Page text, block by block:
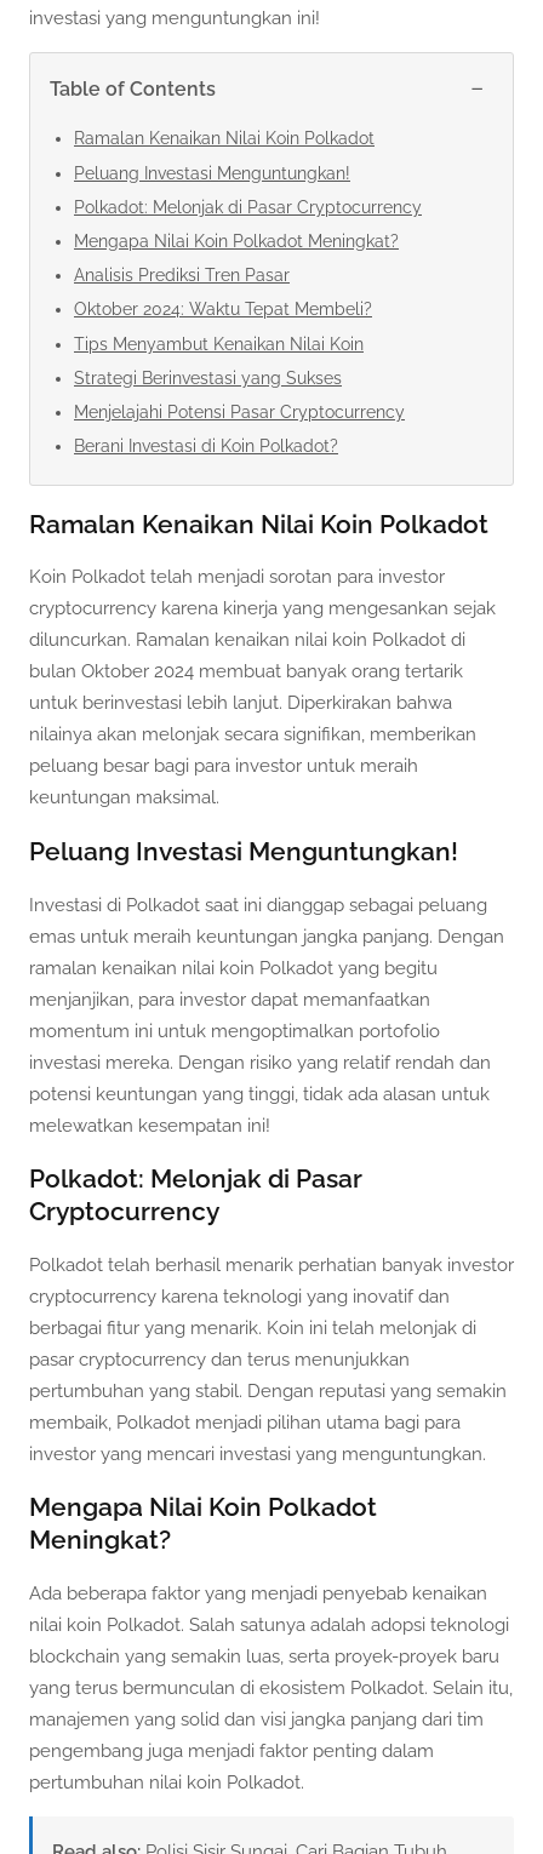
investasi yang menguntungkan ini!
Table of Contents −
Ramalan Kenaikan Nilai Koin Polkadot
Peluang Investasi Menguntungkan!
Polkadot: Melonjak di Pasar Cryptocurrency
Mengapa Nilai Koin Polkadot Meningkat?
Analisis Prediksi Tren Pasar
Oktober 2024: Waktu Tepat Membeli?
Tips Menyambut Kenaikan Nilai Koin
Strategi Berinvestasi yang Sukses
Menjelajahi Potensi Pasar Cryptocurrency
Berani Investasi di Koin Polkadot?
Ramalan Kenaikan Nilai Koin Polkadot
Koin Polkadot telah menjadi sorotan para investor
cryptocurrency karena kinerja yang mengesankan sejak
diluncurkan. Ramalan kenaikan nilai koin Polkadot di
bulan Oktober 2024 membuat banyak orang tertarik
untuk berinvestasi lebih lanjut. Diperkirakan bahwa
nilainya akan melonjak secara signifikan, memberikan
peluang besar bagi para investor untuk meraih
keuntungan maksimal.
Peluang Investasi Menguntungkan!
Investasi di Polkadot saat ini dianggap sebagai peluang
emas untuk meraih keuntungan jangka panjang. Dengan
ramalan kenaikan nilai koin Polkadot yang begitu
menjanjikan, para investor dapat memanfaatkan
momentum ini untuk mengoptimalkan portofolio
investasi mereka. Dengan risiko yang relatif rendah dan
potensi keuntungan yang tinggi, tidak ada alasan untuk
melewatkan kesempatan ini!
Polkadot: Melonjak di Pasar
Cryptocurrency
Polkadot telah berhasil menarik perhatian banyak investor
cryptocurrency karena teknologi yang inovatif dan
berbagai fitur yang menarik. Koin ini telah melonjak di
pasar cryptocurrency dan terus menunjukkan
pertumbuhan yang stabil. Dengan reputasi yang semakin
membaik, Polkadot menjadi pilihan utama bagi para
investor yang mencari investasi yang menguntungkan.
Mengapa Nilai Koin Polkadot
Meningkat?
Ada beberapa faktor yang menjadi penyebab kenaikan
nilai koin Polkadot. Salah satunya adalah adopsi teknologi
blockchain yang semakin luas, serta proyek-proyek baru
yang terus bermunculan di ekosistem Polkadot. Selain itu,
manajemen yang solid dan visi jangka panjang dari tim
pengembang juga menjadi faktor penting dalam
pertumbuhan nilai koin Polkadot.